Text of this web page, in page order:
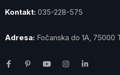
Kontakt: 035-228-575
Adresa: Fočanska do 1A, 75000